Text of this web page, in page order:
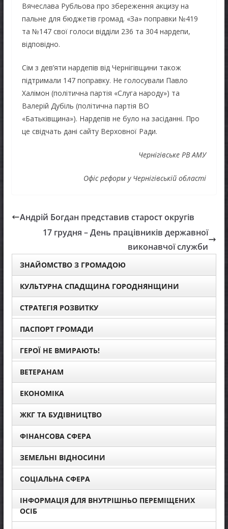
Вячеслава Рубльова про збереження акцизу на
пальне для бюджетів громад. «За» поправки №419
та №147 свої голоси відділи 236 та 304 нардепи,
відповідно.
Сім з дев’яти нардепів від Чернігівщини також
підтримали 147 поправку. Не голосували Павло
Халімон (політична партія «Слуга народу») та
Валерій Дубіль (політична партія ВО
«Батьківщина»). Нардепів не було на засіданні. Про
це свідчать дані сайту Верховної Ради.
Чернігівське РВ АМУ
Офіс реформ у Чернігівській області
Андрій Богдан представив старост округів
17 грудня – День працівників державної
виконавчої служби
ЗНАЙОМСТВО З ГРОМАДОЮ
КУЛЬТУРНА СПАДЩИНА ГОРОДНЯНЩИНИ
СТРАТЕГІЯ РОЗВИТКУ
ПАСПОРТ ГРОМАДИ
ГЕРОЇ НЕ ВМИРАЮТЬ!
ВЕТЕРАНАМ
ЕКОНОМІКА
ЖКГ ТА БУДІВНИЦТВО
ФІНАНСОВА СФЕРА
ЗЕМЕЛЬНІ ВІДНОСИНИ
СОЦІАЛЬНА СФЕРА
ІНФОРМАЦІЯ ДЛЯ ВНУТРІШНЬО ПЕРЕМІЩЕНИХ
ОСІБ